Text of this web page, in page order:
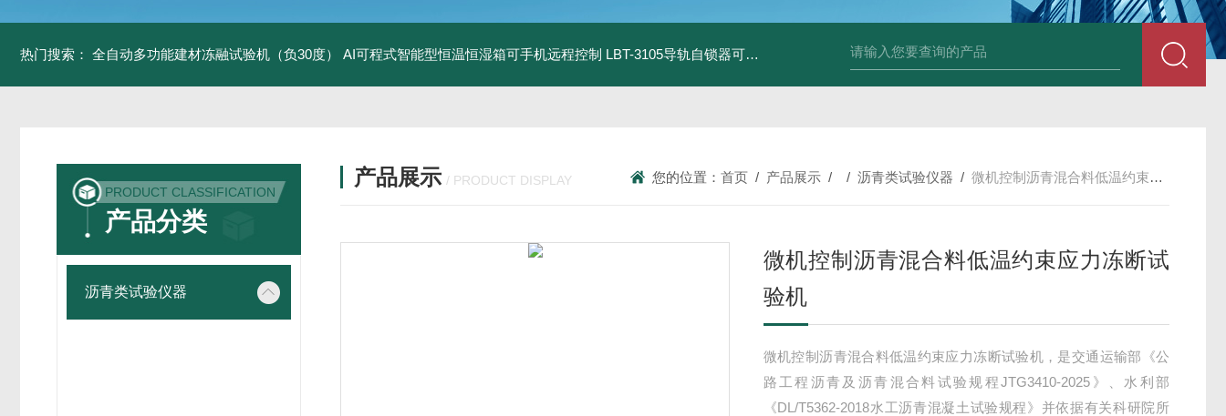
热门搜索： 全自动多功能建材冻融试验机（负30度） AI可程式智能型恒温恒湿箱可手机远程控制 LBT-3105导轨自锁器可靠性锁止性能试验机 全自动多功能建材冻融试验机（负50度） TG-17A塑料薄
PRODUCT CLASSIFICATION
产品分类
沥青类试验仪器
产品展示 / PRODUCT DISPLAY 您的位置：首页 / 产品展示 / /沥青类试验仪器 /微机控制沥青混合料低温约束应力冻断试验机
微机控制沥青混合料低温约束应力冻断试
验机
微机控制沥青混合料低温约束应力冻断试验机，是交通运输部《公
路工程沥青及沥青混合料试验规程JTG3410-2025》、水利部
《DL/T5362-2018水工沥青混凝土试验规程》并依据有关科研院所